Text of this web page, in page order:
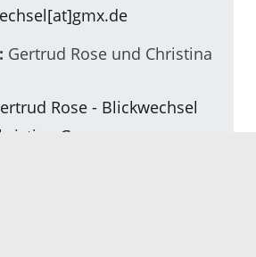
Gertrud Rose und Christina
Rose - Blickwechsel
Grasser